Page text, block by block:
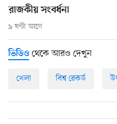
রাজকীয় সংবর্ধনা
৯ ঘণ্টা আগে
ভিডিও থেকে আরও দেখুন
খেলা বিশ্ব রেকর্ড